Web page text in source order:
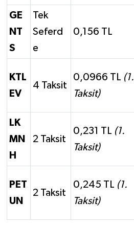
GE
NT
S
Tek
Seferd
e
0,156 TL
KTL
EV
4 Taksit
0,0966 TL (1.
Taksit)
LK
MN
H
2 Taksit
0,231 TL (1.
Taksit)
PET
UN
2 Taksit
0,245 TL (1.
Taksit)